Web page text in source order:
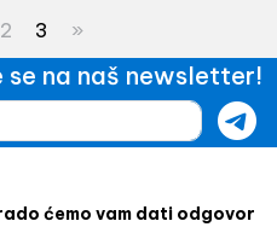
2 3 »
se na naš newsletter!
ćemo vam dati odgovor